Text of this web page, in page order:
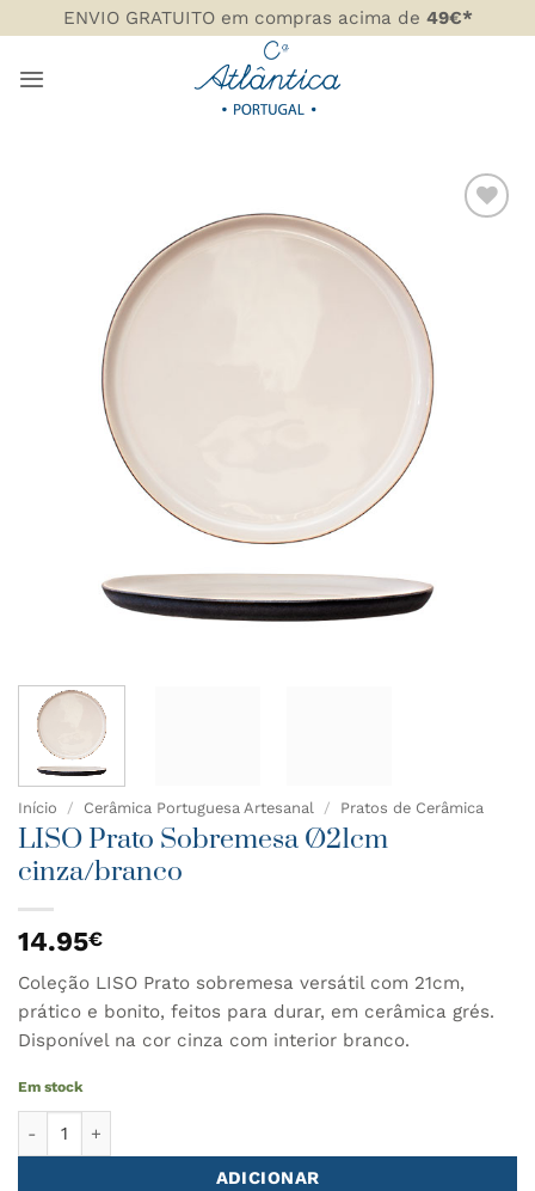
to
content
ENVIO GRATUITO em compras acima de 49€*
FAVORITOS
Início / Cerâmica Portuguesa Artesanal / Pratos de Cerâmica
LISO Prato Sobremesa Ø21cm
cinza/branco
14.95€
Coleção LISO Prato sobremesa versátil com 21cm,
prático e bonito, feitos para durar, em cerâmica grés.
Disponível na cor cinza com interior branco.
Em stock
ADICIONAR